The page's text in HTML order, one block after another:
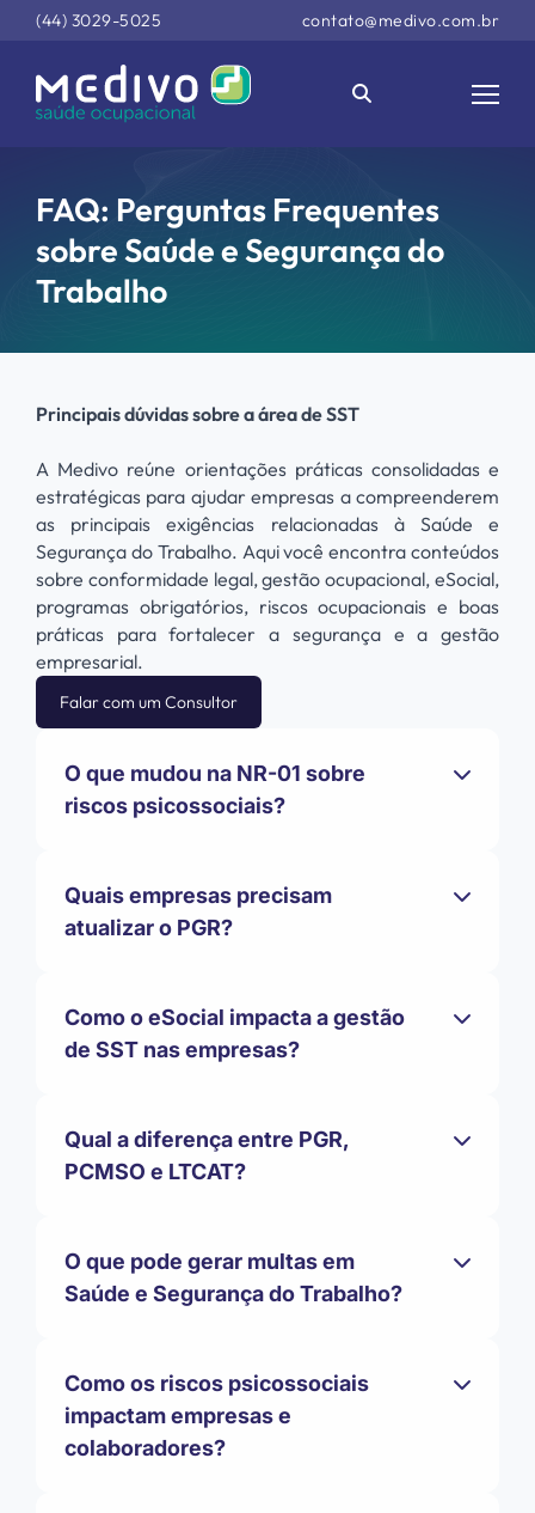
(44) 3029-5025 contato@medivo.com.br
FAQ: Perguntas Frequentes
sobre Saúde e Segurança do
Trabalho
Principais dúvidas sobre a área de SST
A Medivo reúne orientações práticas consolidadas e
estratégicas para ajudar empresas a compreenderem
as principais exigências relacionadas à Saúde e
Segurança do Trabalho. Aqui você encontra conteúdos
sobre conformidade legal, gestão ocupacional, eSocial,
programas obrigatórios, riscos ocupacionais e boas
práticas para fortalecer a segurança e a gestão
empresarial.
Falar com um Consultor
O que mudou na NR-01 sobre
riscos psicossociais?
Quais empresas precisam
atualizar o PGR?
Como o eSocial impacta a gestão
de SST nas empresas?
Qual a diferença entre PGR,
PCMSO e LTCAT?
O que pode gerar multas em
Saúde e Segurança do Trabalho?
Como os riscos psicossociais
impactam empresas e
colaboradores?